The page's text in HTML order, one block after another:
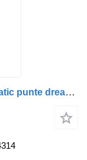
Suspension pneumatique Arc pneumatic punte dreapta 1903608 pour camion Scania 1903608 1774804 2357460 2198915 1944314